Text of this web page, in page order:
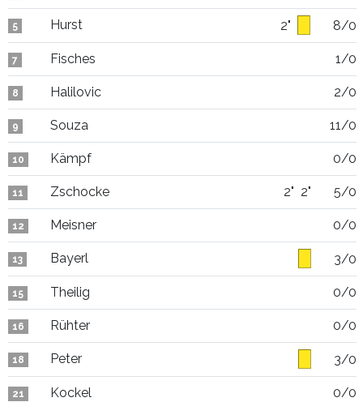
5 Hurst 2" 8/0
7 Fisches 1/0
8 Halilovic 2/0
9 Souza 11/0
10 Kämpf 0/0
11 Zschocke 2" 2" 5/0
12 Meisner 0/0
13 Bayerl 3/0
15 Theilig 0/0
16 Rühter 0/0
18 Peter 3/0
21 Kockel 0/0